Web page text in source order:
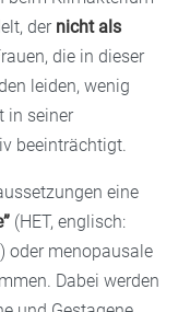
der nicht als
die in dieser
leiden, wenig
in seiner
beeinträchtigt.
eine
(HET, englisch:
oder menopausale
Dabei werden